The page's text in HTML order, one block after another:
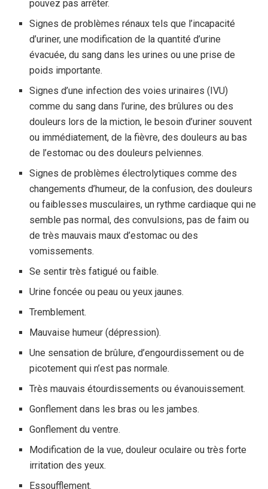
pouvez pas arrêter.
Signes de problèmes rénaux tels que l’incapacité
d’uriner, une modification de la quantité d’urine
évacuée, du sang dans les urines ou une prise de
poids importante.
Signes d’une infection des voies urinaires (IVU)
comme du sang dans l’urine, des brûlures ou des
douleurs lors de la miction, le besoin d’uriner souvent
ou immédiatement, de la fièvre, des douleurs au bas
de l’estomac ou des douleurs pelviennes.
Signes de problèmes électrolytiques comme des
changements d’humeur, de la confusion, des douleurs
ou faiblesses musculaires, un rythme cardiaque qui ne
semble pas normal, des convulsions, pas de faim ou
de très mauvais maux d’estomac ou des
vomissements.
Se sentir très fatigué ou faible.
Urine foncée ou peau ou yeux jaunes.
Tremblement.
Mauvaise humeur (dépression).
Une sensation de brûlure, d’engourdissement ou de
picotement qui n’est pas normale.
Très mauvais étourdissements ou évanouissement.
Gonflement dans les bras ou les jambes.
Gonflement du ventre.
Modification de la vue, douleur oculaire ou très forte
irritation des yeux.
Essoufflement.